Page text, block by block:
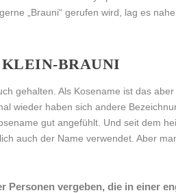
„Brauni“ gerufen wird, lag es
BRAUNI
gehalten. Als Kosename ist das
wieder haben sich andere
gut angefühlt. Und seit dem
auch der Name verwendet. Aber
Personen vergeben, die in einer